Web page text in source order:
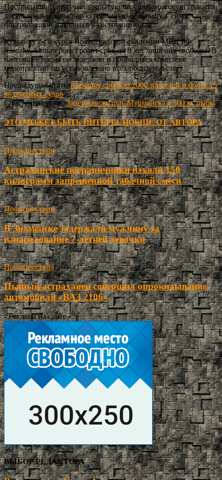
Пострадавший получил закрытую черепно-мозговую травму и
доставлен в центральную районную больницу. Сейчас
пострадавший находится в состоянии комы.
Курсанту 2-го курса Волгоградской академии МВД РФ
Камилу Аликперову грозит срок до 8 лет лишения свободы. В
настоящее время он задержан и проводится комплекс
мероприятий по установлению всех обстоятельств.
Предыдущая статьяАэрошоу собрало 2000 зрителей и более 15
воздушных судов
Следующая статьяЗадержан житель Мурманска с 300 кг рыбы
ЭТО МОЖЕТ БЫТЬ ИНТЕРЕСНОЕЩЕ ОТ АВТОРА
Происшествия
Астраханские пограничники изъяли 150
килограмм запрещенной табачной смеси
Происшествия
В Знаменске задержали мужчину за
изнасилование 7-летней девочки
Происшествия
Пьяный астраханец совершил опрокидывание
автомобиля «ВАЗ 2106»
- Реклама на сайте -
ВЫБОР РЕДАКТОРА